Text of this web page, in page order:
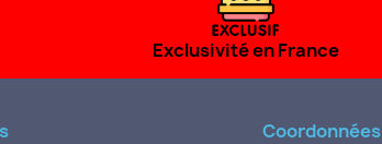
Exclusivité en France
Coordonnées